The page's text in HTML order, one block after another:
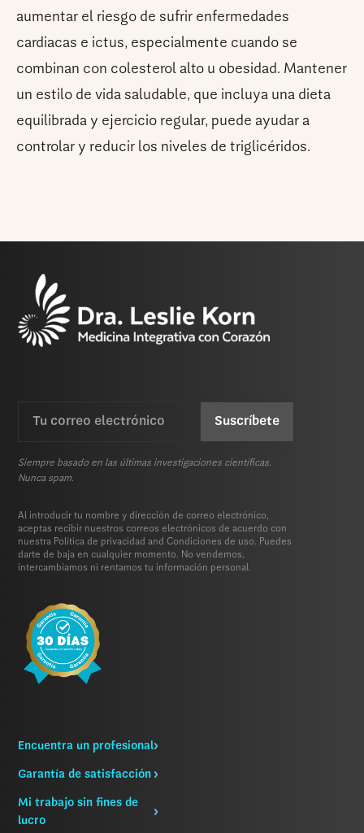
aumentar el riesgo de sufrir enfermedades
cardiacas e ictus, especialmente cuando se
combinan con colesterol alto u obesidad. Mantener
un estilo de vida saludable, que incluya una dieta
equilibrada y ejercicio regular, puede ayudar a
controlar y reducir los niveles de triglicéridos.
Siempre basado en las últimas investigaciones científicas.
Nunca spam.
Al introducir tu nombre y dirección de correo electrónico,
aceptas recibir nuestros correos electrónicos de acuerdo con
nuestra Política de privacidad and Condiciones de uso. Puedes
darte de baja en cualquier momento. No vendemos,
intercambiamos ni rentamos tu información personal.
Encuentra un profesional
Garantía de satisfacción
Mi trabajo sin fines de
lucro